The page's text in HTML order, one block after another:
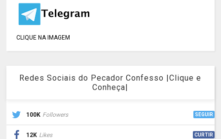
CLIQUE NA IMAGEM
Redes Sociais do Pecador Confesso |Clique e
Conheça|
100K Followers SEGUIR
12K Likes CURTIR